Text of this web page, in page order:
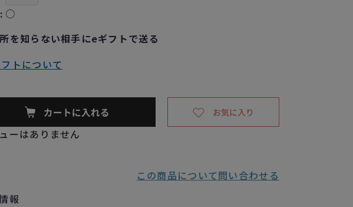
○
を知らない相手にeギフトで送る
トについて
ーはありません
この商品について問い合わせる
報